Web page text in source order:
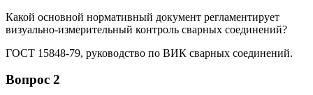
Какой основной нормативный документ регламентирует
визуально-измерительный контроль сварных соединений?
ГОСТ 15848-79, руководство по ВИК сварных соединений.
Вопрос 2